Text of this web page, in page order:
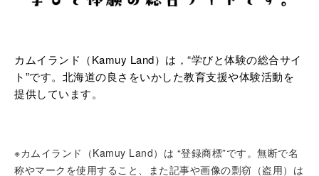
カムイランド（Kamuy Land）は，“学びと体験の総合サイ
ト”です。北海道の良さをいかした教育支援や体験活動を
提供しています。
※カムイランド（Kamuy Land）は “登録商標”です。無断で名
称やマークを使用すること、また記事や画像の剽窃（盗用）は